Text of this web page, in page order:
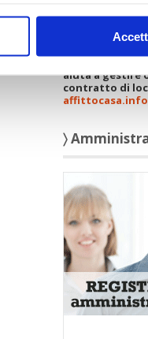
Scopri il
aiuta a gestire
contratto di
affittocasa.info
〉